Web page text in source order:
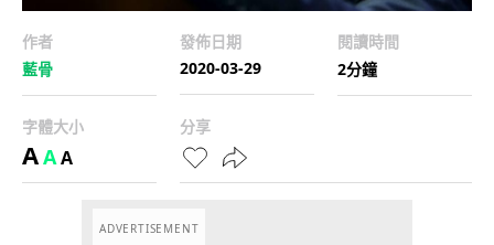
作者
藍骨
發佈日期
2020-03-29
閱讀時間
2分鐘
字體大小
AAA
分享
ADVERTISEMENT